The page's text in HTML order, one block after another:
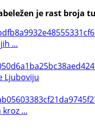
je rast
...
Ljuboviju
...